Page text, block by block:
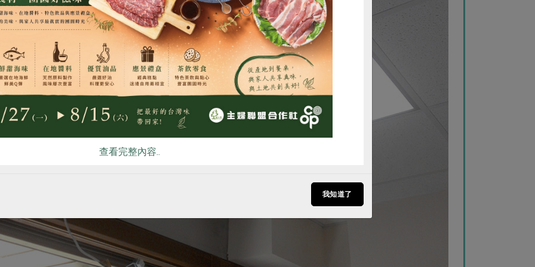
RPET 食譜 減硝酸鹽 雞蛋 食安 共同購買
查看完整內容..
我知道了